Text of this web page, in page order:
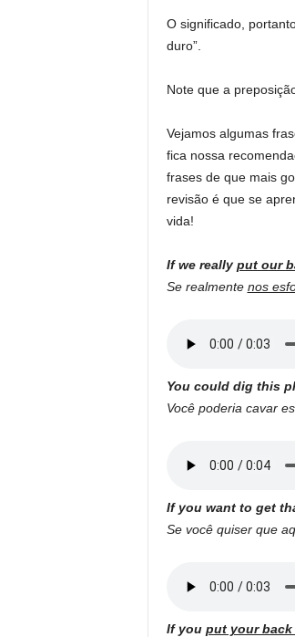
O significado,
duro”.
Note que a
Vejamos algumas
fica nossa
frases de que mais
revisão é que se
vida!
If we really put our
Se realmente nos
You could dig this
Você poderia cavar
If you want to get
Se você quiser que
If you put your